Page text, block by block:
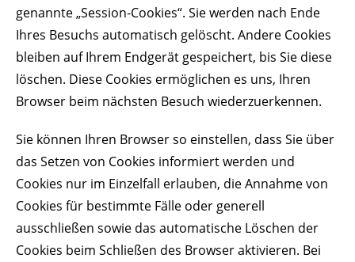
genannte „Session-Cookies“. Sie werden nach Ende
Ihres Besuchs automatisch gelöscht. Andere Cookies
bleiben auf Ihrem Endgerät gespeichert, bis Sie diese
löschen. Diese Cookies ermöglichen es uns, Ihren
Browser beim nächsten Besuch wiederzuerkennen.
Sie können Ihren Browser so einstellen, dass Sie über
das Setzen von Cookies informiert werden und
Cookies nur im Einzelfall erlauben, die Annahme von
Cookies für bestimmte Fälle oder generell
ausschließen sowie das automatische Löschen der
Cookies beim Schließen des Browser aktivieren. Bei